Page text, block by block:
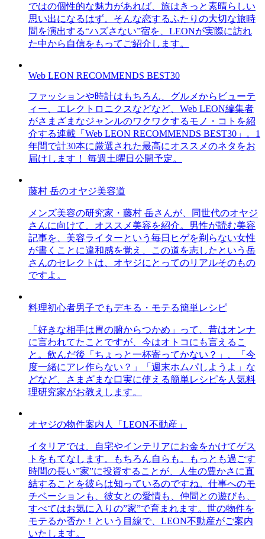
ではの個性的な魅力があれば、旅はきっと素晴らしい
思い出になるはず。そんな恋するふたりの大切な旅時
間を演出する“ハズさない”宿を、LEONが実際に訪れ
た中から自信をもってご紹介します。
Web LEON RECOMMENDS BEST30
ファッションや時計はもちろん、グルメからビューテ
ィー、エレクトロニクスなどなど、Web LEON編集者
がさまざまなジャンルのワクワクするモノ・コトを紹
介する連載「Web LEON RECOMMENDS BEST30」。1
年間で計30本に厳選された最高にオススメのネタをお
届けします！ 毎週土曜日公開予定。
藤村 岳のオヤジ美容道
メンズ美容の研究家・藤村 岳さんが、同世代のオヤジ
さんに向けて、オススメ美容を紹介。男性が読む美容
記事を、美容ライターという毎日ヒゲを剃らない女性
が書くことに違和感を覚え、この道を志したという岳
さんのセレクトは、オヤジにとってのリアルそのもの
ですよ。
料理初心者男子でもデキる・モテる簡単レシピ
「好きな相手は胃の腑からつかめ」って、昔はオンナ
に言われてたことですが、今はオトコにも言えるこ
と。飲んだ後「ちょっと一杯寄ってかない？」、「今
度一緒にアレ作らない？」「週末ホムパしようよ」な
どなど、さまざまな口実に使える簡単レシピを人気料
理研究家がお教えします。
オヤジの物件案内人「LEON不動産」
イタリアでは、自宅やインテリアにお金をかけてゲス
トをもてなします。もちろん自らも。もっとも過ごす
時間の長い”家”に投資することが、人生の豊かさに直
結することを彼らは知っているのですね。仕事へのモ
チベーションも、彼女との愛情も、仲間との遊びも、
すべてはお気に入りの”家”で育まれます。世の物件を
モテるか否か！という目線で、LEON不動産がご案内
いたします。